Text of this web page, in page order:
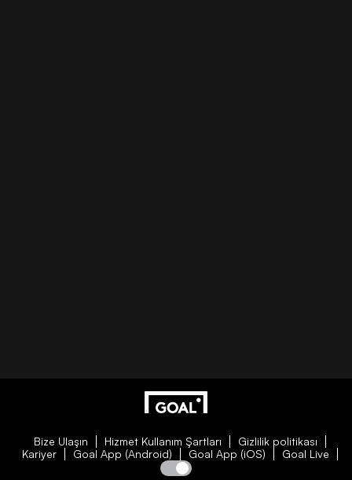
Bize Ulaşın Hizmet Kullanım Şartları
Gizlilik politikası
Kariyer
Goal App (Android) Goal App (iOS) Goal Live